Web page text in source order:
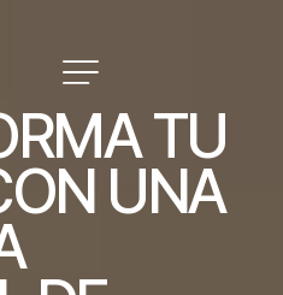
RMATU
ON UNA